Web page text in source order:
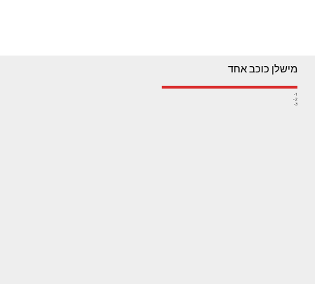
מישלן כוכב אחד
1-
2-
3-